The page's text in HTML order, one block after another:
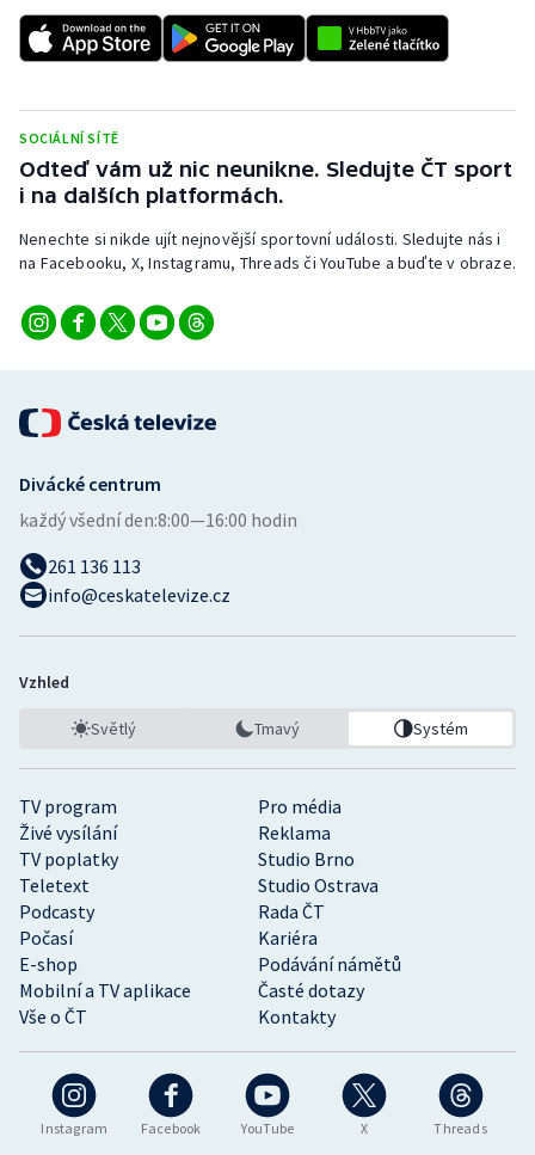
Sportovní střelba
Triatlon
Vodní slalom
Volejbal
SOCIÁLNÍ SÍTĚ
Odteď vám už nic neunikne. Sledujte ČT sport
i na dalších platformách.
Nenechte si nikde ujít nejnovější sportovní události. Sledujte nás i
na Facebooku, X, Instagramu, Threads či YouTube a buďte v obraze.
Instagram Facebook YouTube X Threads
TV program
Pro média
Živé vysílání
Reklama
TV poplatky
Studio Brno
Teletext
Studio Ostrava
Podcasty
Rada ČT
Počasí
Kariéra
E-shop
Podávání námětů
Mobilní a TV aplikace
Časté dotazy
Vše o ČT
Kontakty
Divácké centrum
každý všední den:8:00—16:00 hodin
261 136 113
info@ceskatelevize.cz
Vzhled
Světlý Tmavý Systém